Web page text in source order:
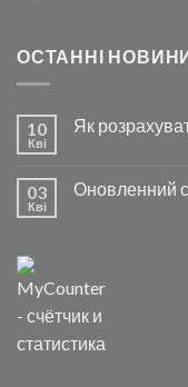
ОСТАННІ
10
Кві
Як
03
Кві
Оновленний